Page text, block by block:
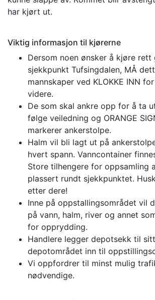
har kjørt ut.
Viktig informasjon til kjørerne
Dersom noen ønsker å kjøre rett
sjekkpunkt Tufsingdalen, MÅ
mannskaper ved KLOKKE INN
videre.
De som skal ankre opp for å ta
følge veiledning og ORANGE
markerer ankerstolpe.
Halm vil bli lagt ut på
hvert spann. Vanncontainer
Store tilhengere for oppsamling
plassert rundt sjekkpunktet.
etter dere!
Inne på oppstallingsområdet vil
på vann, halm, river og annet
for opprydding.
Handlere legger depotsekk til
depotområdet inn til
Vi oppfordrer til minst mulig
nødvendige.